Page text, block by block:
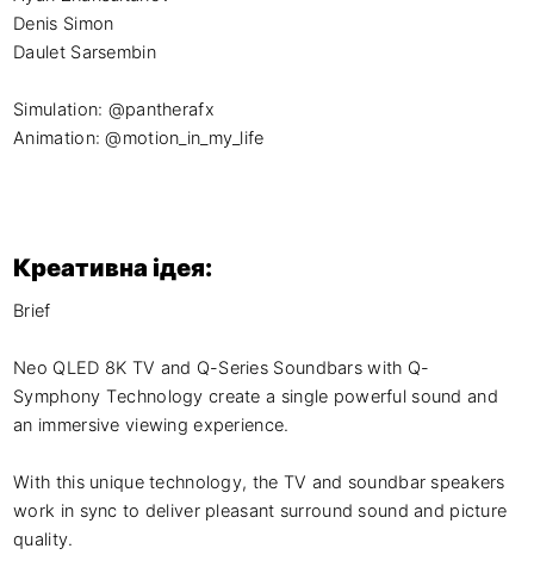
Denis Simon
Daulet Sarsembin
Simulation: @pantherafx
Animation: @motion_in_my_life
Креативна ідея:
Brief
Neo QLED 8K TV and Q-Series Soundbars with Q-
Symphony Technology create a single powerful sound and
an immersive viewing experience.
With this unique technology, the TV and soundbar speakers
work in sync to deliver pleasant surround sound and picture
quality.